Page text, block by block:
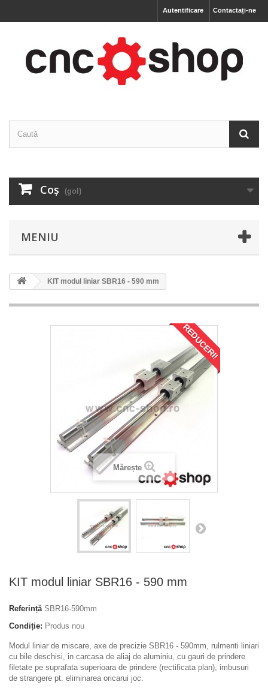
Contactați-ne
Autentificare
Coş (gol)
MENIU
KIT modul liniar SBR16 - 590 mm
REDUCERI!
Mărește
KIT modul liniar SBR16 - 590 mm
Referință SBR16-590mm
Condiție: Produs nou
Modul liniar de miscare, axe de precizie SBR16 - 590mm, rulmenti liniari
cu bile deschisi, in carcasa de aliaj de aluminiu, cu gauri de prindere
filetate pe suprafata superioara de prindere (rectificata plan), imbusuri
de strangere pt. eliminarea oricarui joc.